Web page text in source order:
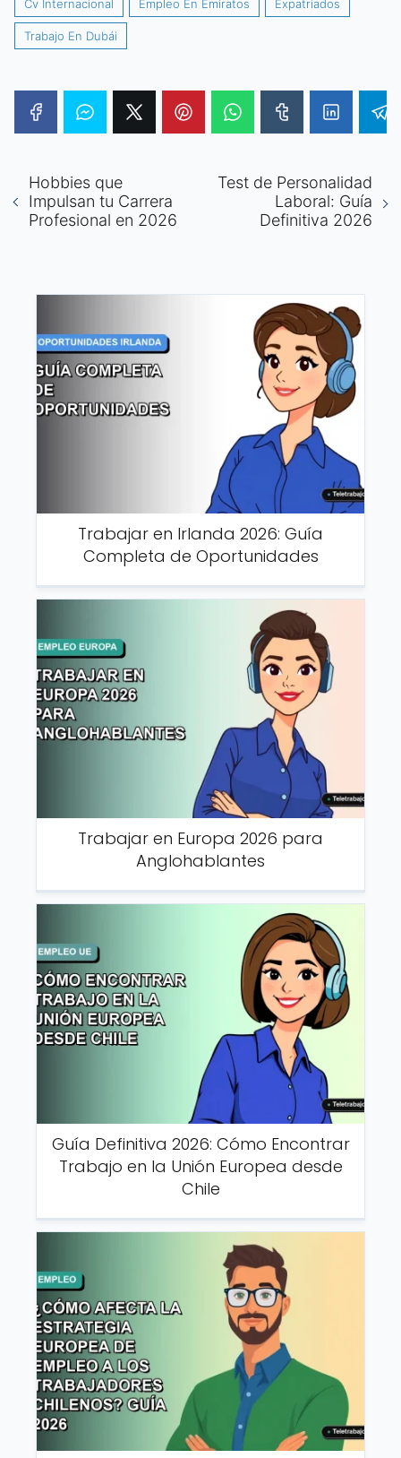
Cv Internacional Empleo En Emiratos Expatriados
Trabajo En Dubái
Hobbies que
Impulsan tu Carrera
Profesional en 2026
Test de Personalidad
Laboral: Guía
Definitiva 2026
Trabajar en Irlanda 2026: Guía
Completa de Oportunidades
Trabajar en Europa 2026 para
Anglohablantes
Guía Definitiva 2026: Cómo Encontrar
Trabajo en la Unión Europea desde
Chile